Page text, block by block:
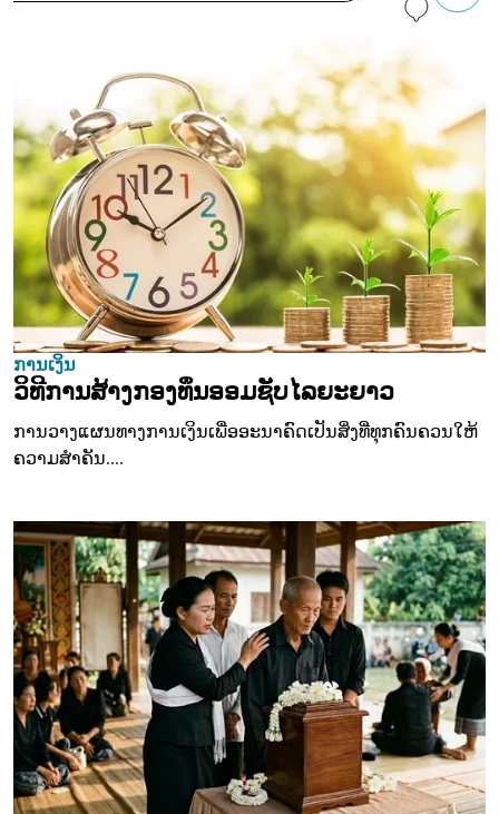
ການເງິນ
ວິທີການສ້າງກອງທຶນອອມຊັບໄລຍະຍາວ
ການວາງແຜນທາງການເງິນເພື່ອອະນາຄົດເປັນສິ່ງທີ່ທຸກຄົນຄວນໃຫ້
ຄວາມສຳຄັນ....